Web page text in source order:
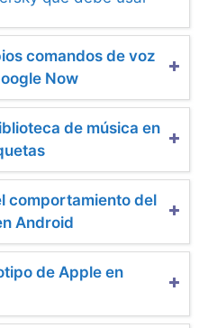
comandos de voz
Now
de música en
comportamiento del
Android
de Apple en